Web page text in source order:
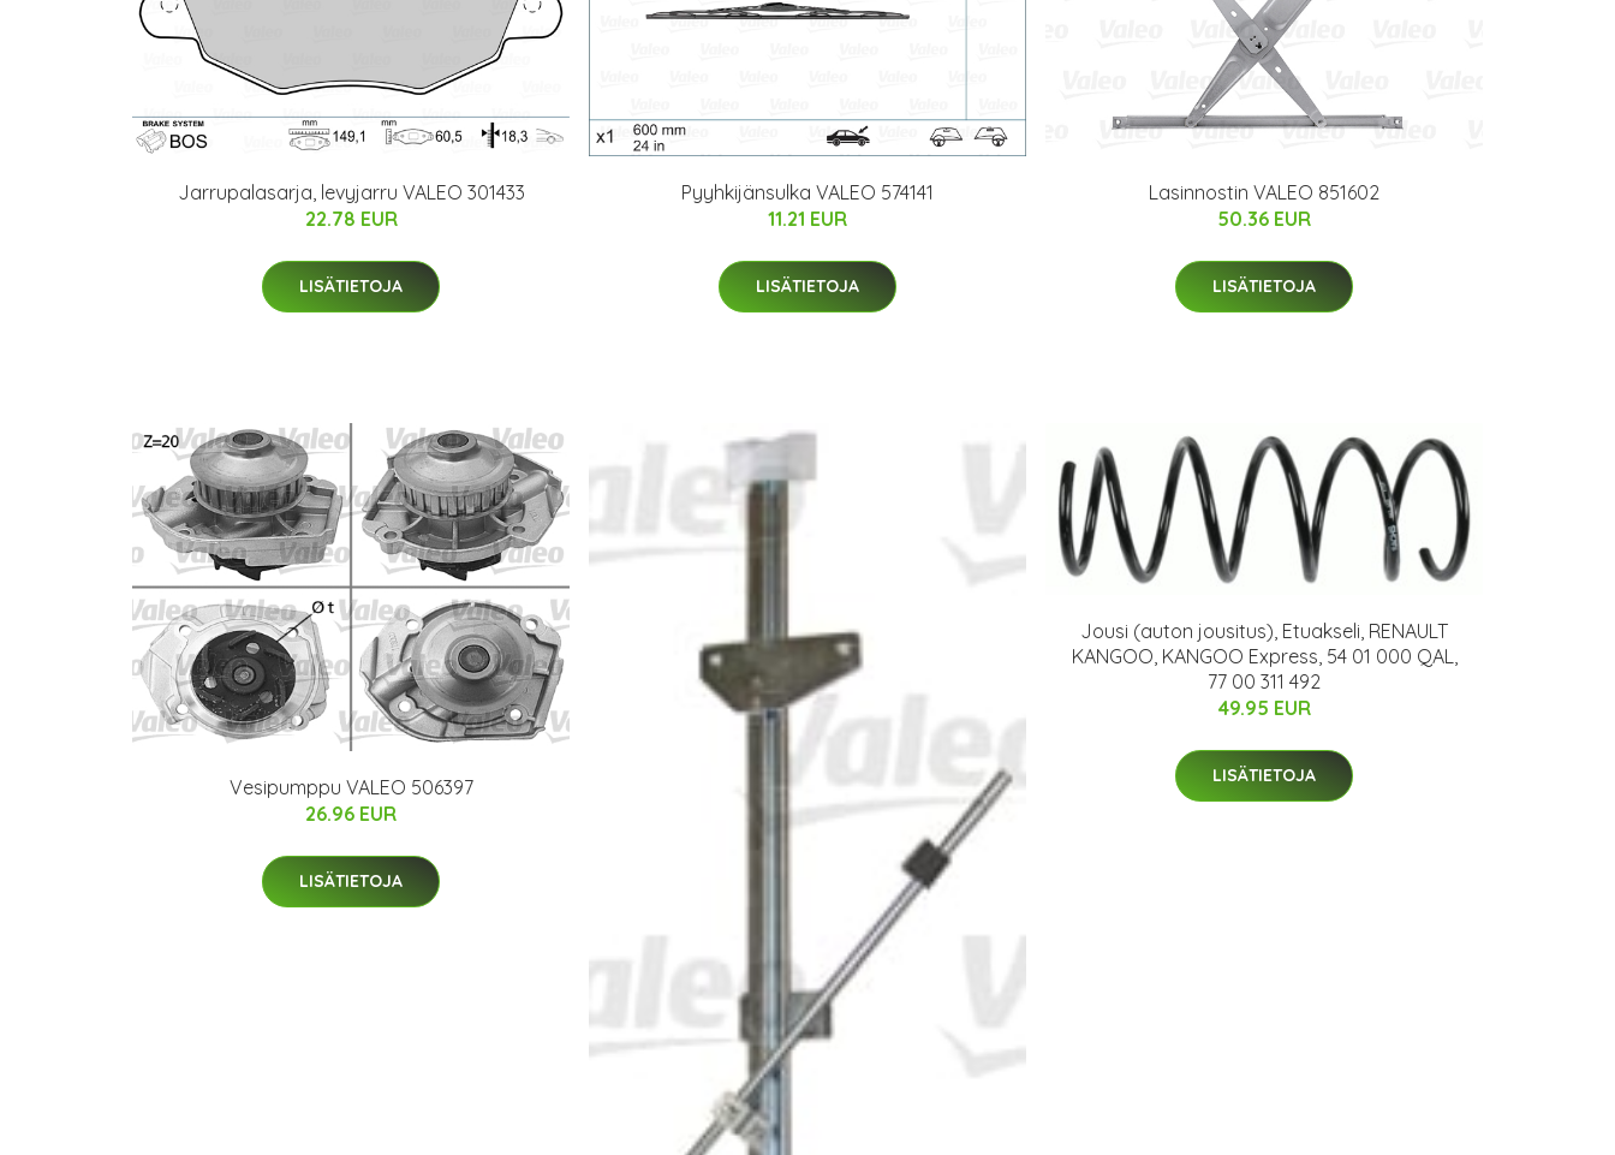
Jarrupalasarja, levyjarru VALEO 301433
22.78 EUR
LISÄTIETOJA
Pyyhkijänsulka VALEO 574141
11.21 EUR
LISÄTIETOJA
Lasinnostin VALEO 851602
50.36 EUR
LISÄTIETOJA
Vesipumppu VALEO 506397
26.96 EUR
LISÄTIETOJA
Jousi (auton jousitus), Etuakseli, RENAULT
KANGOO, KANGOO Express, 54 01 000 QAL,
77 00 311 492
49.95 EUR
LISÄTIETOJA